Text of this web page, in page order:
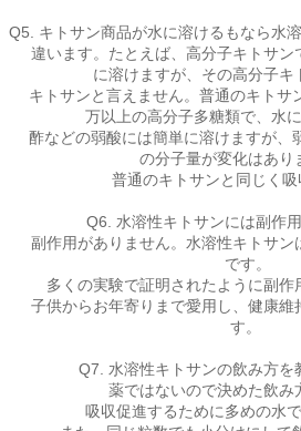
Q5. キトサン商品が水に溶けるもなら水
違います。たとえば、高分子キトサン
に溶けますが、その高分子キ
キトサンと言えません。普通のキトサ
万以上の高分子多糖類で、水
酢などの弱酸には簡単に溶けますが、
の分子量が変化はあり
普通のキトサンと同じく吸
Q6. 水溶性キトサンには副作
副作用がありません。水溶性キトサン
です。
多くの実験で証明されたように副作
子供からお年寄りまで愛用し、健康維
す。
Q7. 水溶性キトサンの飲み方を
薬ではないので決めた飲み
吸収促進するために多めの水で